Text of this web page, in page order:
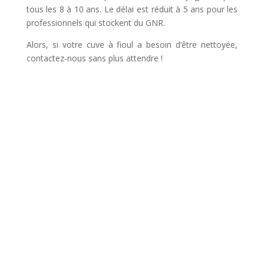
tous les 8 à 10 ans. Le délai est réduit à 5 ans pour les
professionnels qui stockent du GNR.
Alors, si votre cuve à fioul a besoin d’être nettoyée,
contactez-nous sans plus attendre !